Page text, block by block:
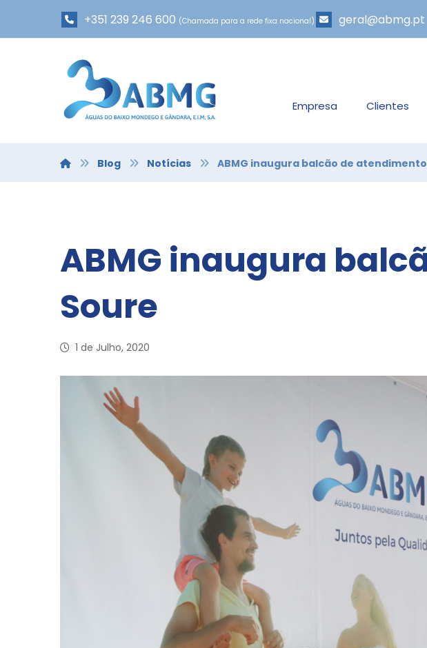
+351 239 246 600 (Chamada para a rede fixa nacional) geral@abmg.pt
Empresa Clientes
Blog Notícias ABMG inaugura balcão de
ABMG inaugura
Soure
1 de Julho, 2020